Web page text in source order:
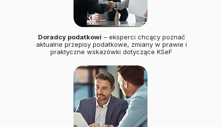
Doradcy podatkowi – eksperci chcący poznać
aktualne przepisy podatkowe, zmiany w prawie i
praktyczne wskazówki dotyczące KSeF